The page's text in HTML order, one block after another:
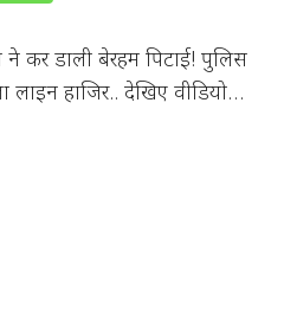
ने कर डाली बेरहम पिटाई! पुलिस
लाइन हाजिर.. देखिए वीडियो…